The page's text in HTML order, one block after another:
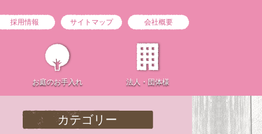
お庭のお手入れ 法人・団体様
採用情報 サイトマップ 会社概要
カテゴリー